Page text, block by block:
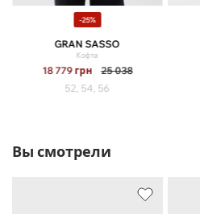
-25%
GRAN SASSO
Кофта
18 779 грн
25 038
52, 54, 56
Вы смотрели